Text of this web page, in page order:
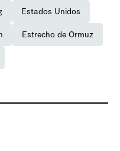
Estados Unidos
Estrecho de Ormuz